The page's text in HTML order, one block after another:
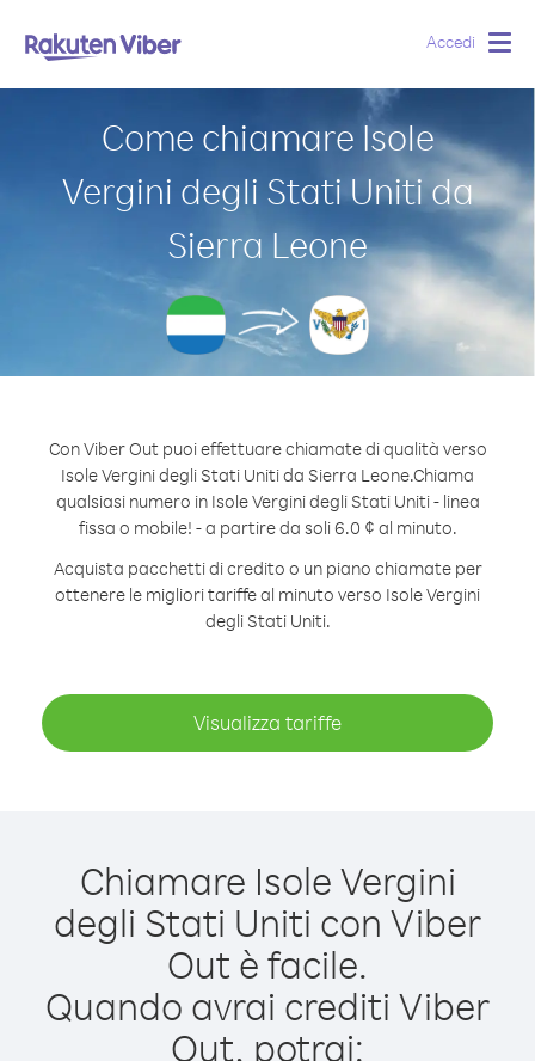
Accedi
Come chiamare Isole
Vergini degli Stati Uniti da
Sierra Leone
Con Viber Out puoi effettuare chiamate di qualità verso
Isole Vergini degli Stati Uniti da Sierra Leone.Chiama
qualsiasi numero in Isole Vergini degli Stati Uniti - linea
fissa o mobile! - a partire da soli 6.0 ¢ al minuto.
Acquista pacchetti di credito o un piano chiamate per
ottenere le migliori tariffe al minuto verso Isole Vergini
degli Stati Uniti.
Visualizza tariffe
Chiamare Isole Vergini
degli Stati Uniti con Viber
Out è facile.
Quando avrai crediti Viber
Out, potrai: